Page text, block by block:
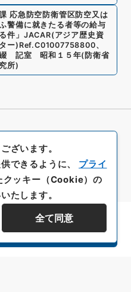
応急防空防衛管区防空又は
警備に就きたる者等の給与
件 」 JACAR(アジア歴史資
ー) Ref.C01007758800、
綴 記室 昭和１５年(防衛省
所)
を表示する
ざいます。
できるように、 プライ
クッキー（Cookie）の
たします。
全て同意